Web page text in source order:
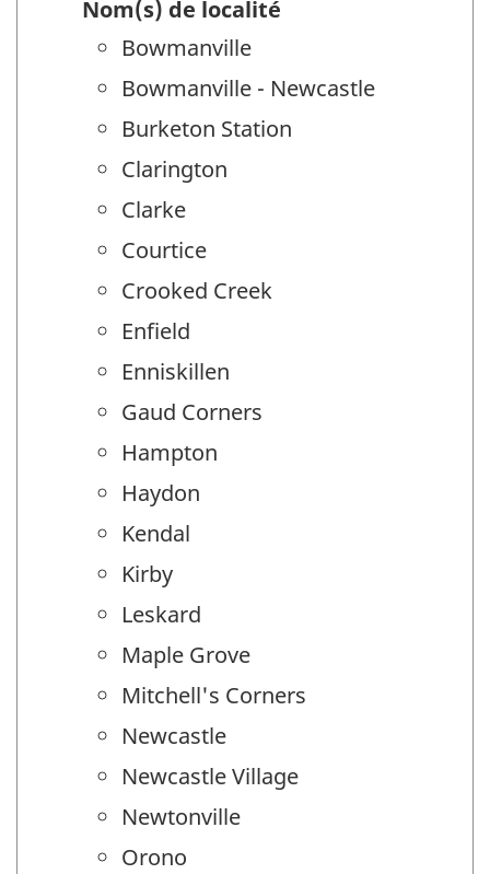
Nom(s) de localité
Bowmanville
Bowmanville - Newcastle
Burketon Station
Clarington
Clarke
Courtice
Crooked Creek
Enfield
Enniskillen
Gaud Corners
Hampton
Haydon
Kendal
Kirby
Leskard
Maple Grove
Mitchell's Corners
Newcastle
Newcastle Village
Newtonville
Orono